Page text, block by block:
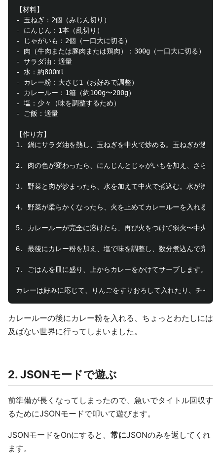
【材料】
- 玉ねぎ：2個（みじん切り）
- にんじん：1本（乱切り）
- じゃがいも：2個（一口大に切る）
- 肉（牛肉または豚肉または鶏肉）：300g（一口大に切る）
- サラダ油：適量
- 水：約800ml
- カレー粉：大さじ1（お好みで調整）
- カレールー：1箱（約100g〜200g）
- 塩：少々（味を調整するため）
- ご飯：適量
【作り方】
1. 鍋にサラダ油を熱し、玉ねぎを中火で炒める。玉ねぎが透明
2. 肉の色が変わったら、にんじんとじゃがいもを加え、さらに
3. 野菜と肉が炒まったら、水を加えて中火で煮込む。水が沸騰
4. 野菜が柔らかくなったら、火を止めてカレールーを入れる。
5. カレールーが完全に溶けたら、再び火をつけて弱火〜中火で
6. 最後にカレー粉を加え、塩で味を調整し、数分煮込んで完成
7. ごはんを皿に盛り、上からカレーをかけてサーブします。
カレールーの後にカレー粉を入れる、ちょっとわたしには
及ばない世界に行ってしまいました。
2. JSONモードで遊ぶ
前準備が長くなってしまったので、急いでタイトル回収す
るためにJSONモードで叩いて遊びます。
JSONモードをOnにすると、 常にJSONのみを返してくれ
ます。